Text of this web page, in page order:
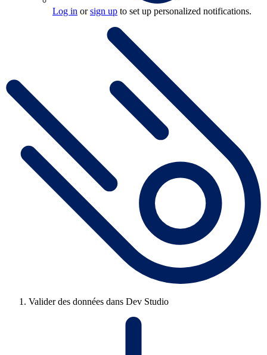
Log in orsign up to set up personalized notifications.
Valider des données dans Dev Studio